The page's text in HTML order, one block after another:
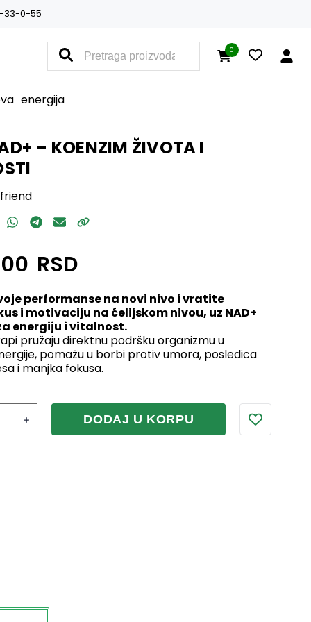
33-0-55
0
energija
– KOENZIM ŽIVOTA I
RSD
performanse na novi nivo i vratite
i motivaciju na ćelijskom nivou, uz NAD+
energiju i vitalnost.
pružaju direktnu podršku organizmu u
pomažu u borbi protiv umora, posledica
i manjka fokusa.
DODAJ U KORPU